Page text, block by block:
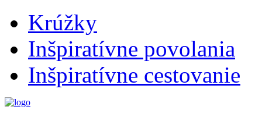
Krúžky
Inšpiratívne povolania
Inšpiratívne cestovanie